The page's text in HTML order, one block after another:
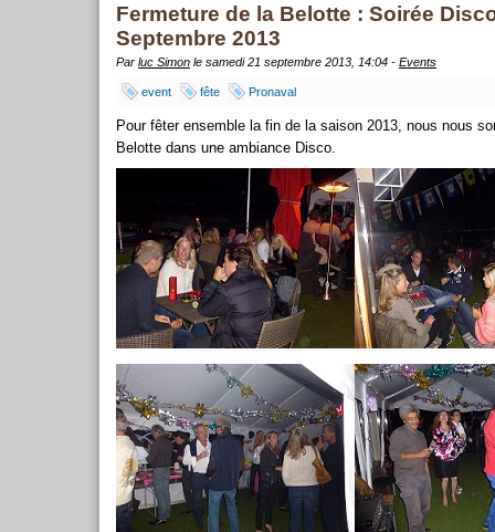
Fermeture de la Belotte : Soirée
Septembre 2013
Par luc Simon le samedi 21 septembre 2013, 14:04 - Events
event fête Pronaval
Pour fêter ensemble la fin de la saison 2013, nous nous
Belotte dans une ambiance Disco.